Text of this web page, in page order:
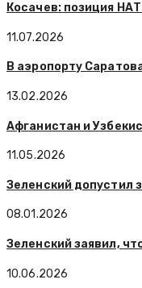
Косачев: позиция
11.07.2026
В аэропорту
13.02.2026
Афганистан и
11.05.2026
Зеленский допустил
08.01.2026
Зеленский заявил,
10.06.2026